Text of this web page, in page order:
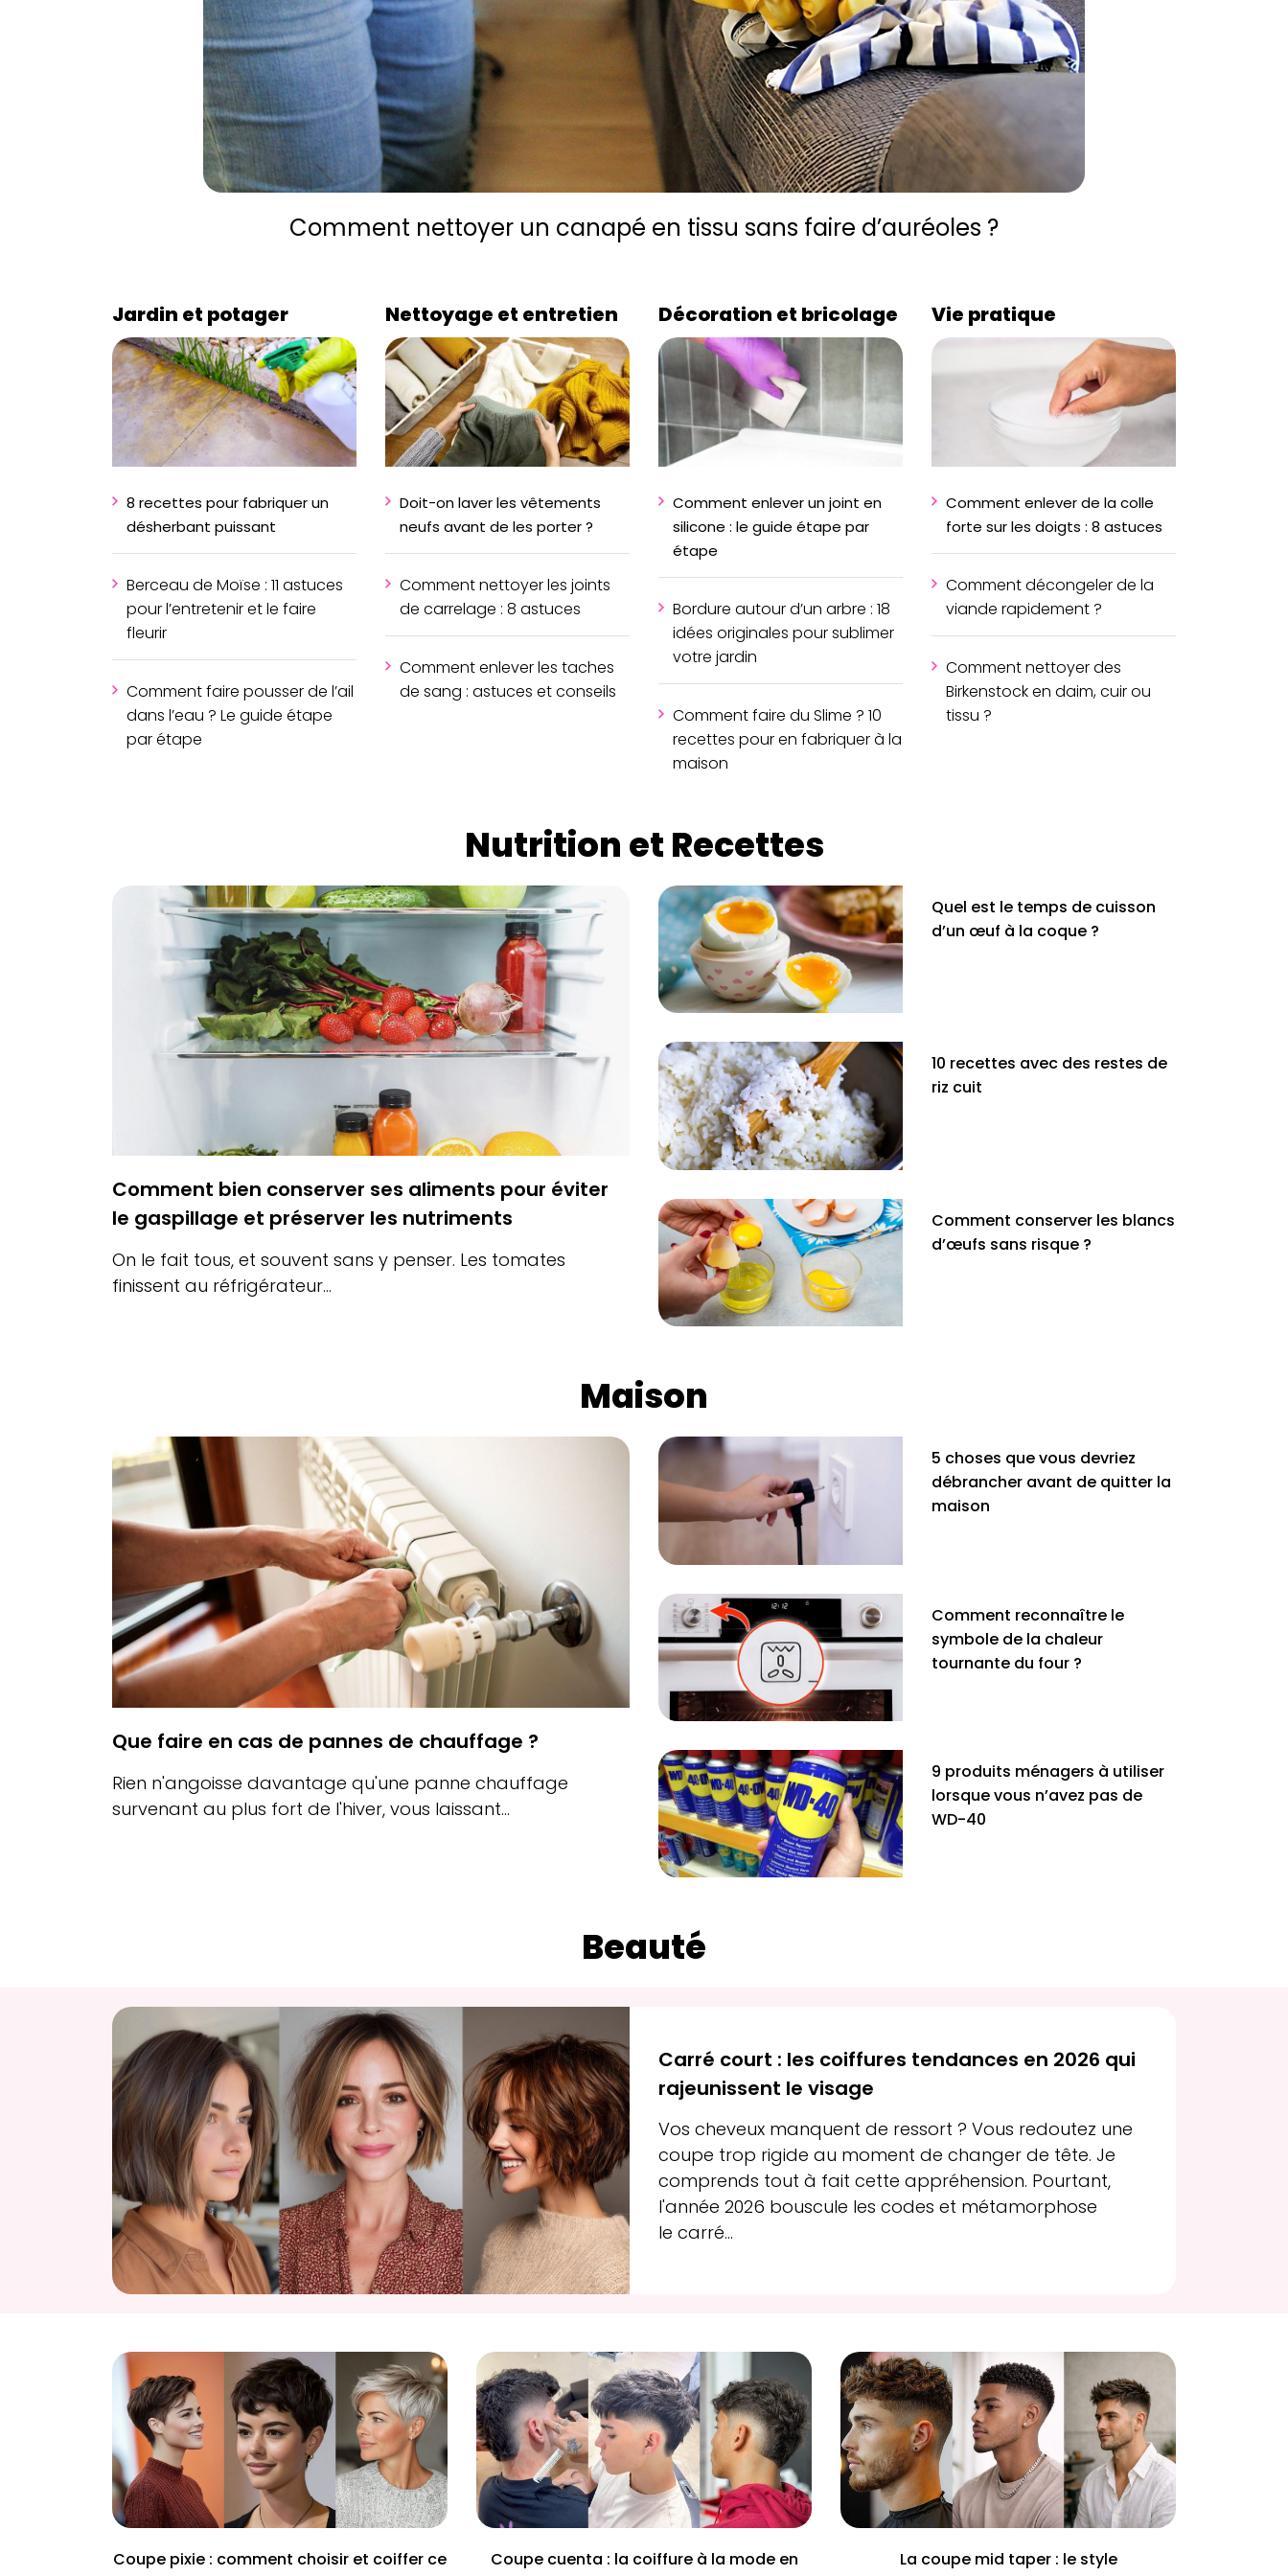
Comment nettoyer un canapé en tissu sans faire d’auréoles ?
Jardin et potager
8 recettes pour fabriquer un
désherbant puissant
Berceau de Moïse : 11 astuces
pour l’entretenir et le faire
fleurir
Comment faire pousser de l’ail
dans l’eau ? Le guide étape
par étape
Nettoyage et entretien
Doit-on laver les vêtements
neufs avant de les porter ?
Comment nettoyer les joints
de carrelage : 8 astuces
Comment enlever les taches
de sang : astuces et conseils
Décoration et bricolage
Comment enlever un joint en
silicone : le guide étape par
étape
Bordure autour d’un arbre : 18
idées originales pour sublimer
votre jardin
Comment faire du Slime ? 10
recettes pour en fabriquer à la
maison
Vie pratique
Comment enlever de la colle
forte sur les doigts : 8 astuces
Comment décongeler de la
viande rapidement ?
Comment nettoyer des
Birkenstock en daim, cuir ou
tissu ?
Nutrition et Recettes
Comment bien conserver ses aliments pour éviter
le gaspillage et préserver les nutriments
On le fait tous, et souvent sans y penser. Les tomates
finissent au réfrigérateur...
Quel est le temps de cuisson
d’un œuf à la coque ?
10 recettes avec des restes de
riz cuit
Comment conserver les blancs
d’œufs sans risque ?
Maison
Que faire en cas de pannes de chauffage ?
Rien n'angoisse davantage qu'une panne chauffage
survenant au plus fort de l'hiver, vous laissant...
5 choses que vous devriez
débrancher avant de quitter la
maison
Comment reconnaître le
symbole de la chaleur
tournante du four ?
9 produits ménagers à utiliser
lorsque vous n’avez pas de
WD-40
Beauté
Carré court : les coiffures tendances en 2026 qui
rajeunissent le visage
Vos cheveux manquent de ressort ? Vous redoutez une
coupe trop rigide au moment de changer de tête. Je
comprends tout à fait cette appréhension. Pourtant,
l'année 2026 bouscule les codes et métamorphose
le carré...
Coupe pixie : comment choisir et coiffer ce
Coupe cuenta : la coiffure à la mode en
La coupe mid taper : le style